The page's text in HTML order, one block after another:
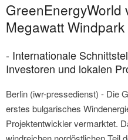
GreenEnergyWorld
Megawatt
- Internationale
Investoren und lokalen
Berlin (iwr-pressedienst) - Die
erstes bulgarisches
Projektentwickler vermarktet.